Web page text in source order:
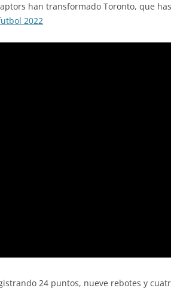
han transformado Toronto, que
2022
24 puntos, nueve rebotes y